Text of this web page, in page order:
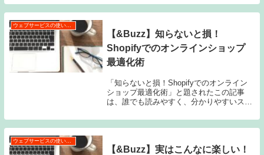
カスタムデザインの方法、優れたナビゲー
ションの設置方法などを詳しく解説してい
ウェブサービスの使い方・活用術
【&Buzz】知らないと損！
Shopifyでのオンラインショップ
最適化術
「知らないと損！Shopifyでのオンライン
ショップ最適化術」と題されたこの記事
は、誰でも読みやすく、分かりやすいスタ
インショップを運営するためのプラットフ
ォームですが、その活用方法や魅力につい
ウェブサービスの使い方・活用術
【&Buzz】実はこんなに楽しい！